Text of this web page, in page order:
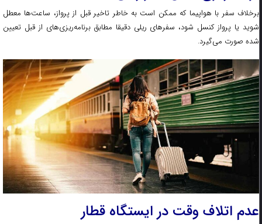
برخلاف سفر با هواپیما که ممکن است به خاطر تاخیر قبل از پرواز، ساعت‌ها معطل
شوید یا پرواز کنسل شود، سفرهای ریلی دقیقا مطابق برنامه‌ریزی‌های از قبل تعیین
شده صورت می‌گیرد.
عدم اتلاف وقت در ایستگاه قطار